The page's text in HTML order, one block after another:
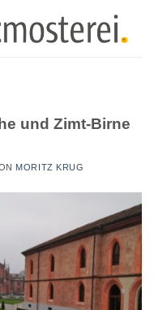
und Zimt-Birne
MORITZ KRUG